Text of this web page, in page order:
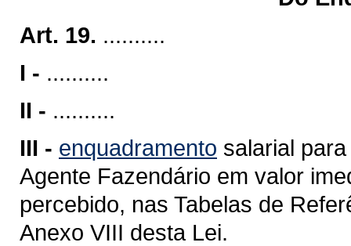
Art. 19. ..........
I - ..........
II - ..........
III - enquadramento salarial
Agente Fazendário em valor
percebido, nas Tabelas de
Anexo VIII desta Lei.